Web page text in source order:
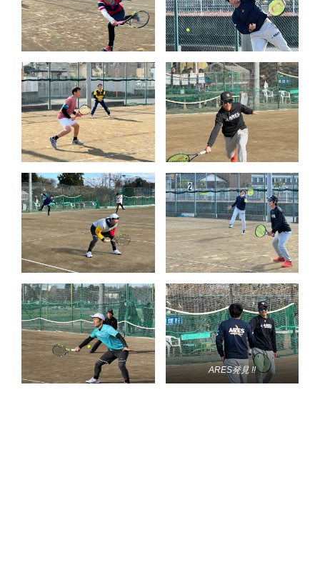
ARES発見 !!